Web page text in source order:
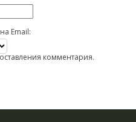
Email:
комментария.